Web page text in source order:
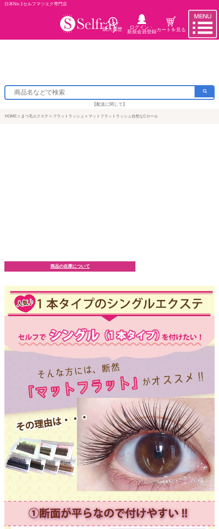
日本No.1セルフマツエク専門店
購入履歴
ログイン・
新規会員登録カートを見る
【配送に関して】
HOME まつ毛エクステ フラットラッシュ マットフラットラッシュ自然なCカール
商品の在庫について